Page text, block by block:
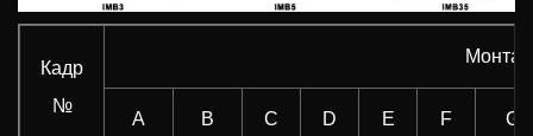
Кадр
№
A B C D E F G